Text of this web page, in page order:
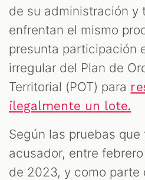
de su administración y
enfrentan el mismo
presunta participación
irregular del Plan de
Territorial (POT) para
ilegalmente un lote.
Según las pruebas
acusador, entre
de 2023, y como parte